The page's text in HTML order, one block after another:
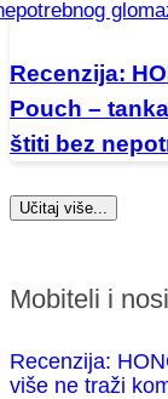
Recenzija:
Pouch –
štiti bez
Učitaj više...
Mobiteli i
Recenzija:
više ne traži